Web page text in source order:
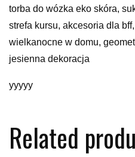
torba do wózka eko skóra,
strefa kursu, akcesoria dla
wielkanocne w domu,
jesienna dekoracja
yyyyy
Related